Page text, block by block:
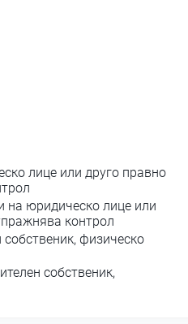
лице или друго правно
на юридическо лице или
контрол
собственик, физическо
собственик,